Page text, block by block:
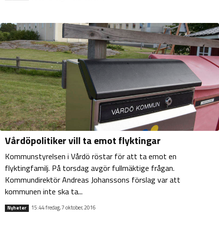
Vårdöpolitiker vill ta emot flyktingar
Kommunstyrelsen i Vårdö röstar för att ta emot en
flyktingfamilj. På torsdag avgör fullmäktige frågan.
Kommundirektör Andreas Johanssons förslag var att
kommunen inte ska ta...
Nyheter 15:44 fredag, 7 oktober, 2016